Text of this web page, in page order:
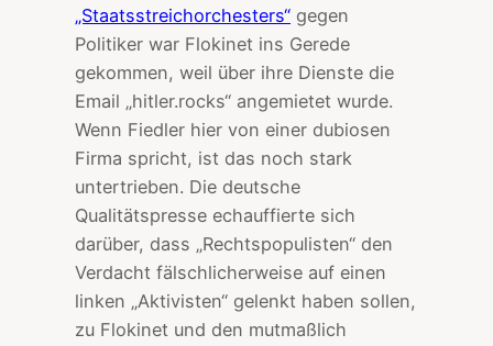
„Staatsstreichorchesters“ gegen
Politiker war Flokinet ins Gerede
gekommen, weil über ihre Dienste die
Email „hitler.rocks“ angemietet wurde.
Wenn Fiedler hier von einer dubiosen
Firma spricht, ist das noch stark
untertrieben. Die deutsche
Qualitätspresse echauffierte sich
darüber, dass „Rechtspopulisten“ den
Verdacht fälschlicherweise auf einen
linken „Aktivisten“ gelenkt haben sollen,
zu Flokinet und den mutmaßlich